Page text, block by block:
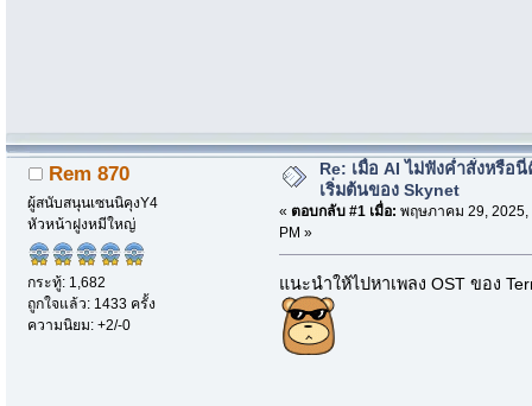
Rem 870
ผู้สนับสนุนเซนนิคุงY4
หัวหน้าฝูงหมีใหญ่
กระทู้: 1,682
ถูกใจแล้ว: 1433 ครั้ง
ความนิยม: +2/-0
Re: เมื่อ AI ไม่ฟังค่ำสั่งหรือ
เริ่มต้นของ Skynet
« ตอบกลับ #1 เมื่อ: พฤษภาคม 29, 2025,
PM »
แนะนำให้ไปหาเพลง OST ของ